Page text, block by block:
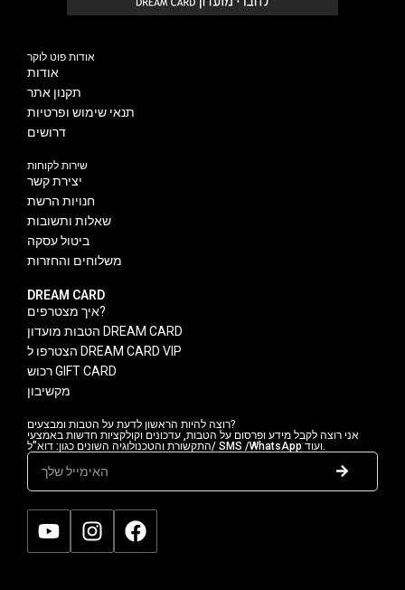
אודות פוט לוקר
אודות
תקנון אתר
תנאי שימוש ופרטיות
דרושים
שירות לקוחות
יצירת קשר
חנויות הרשת
שאלות ותשובות
ביטול עסקה
משלוחים והחזרות
DREAM CARD
איך מצטרפים?
הטבות מועדון DREAM CARD
הצטרפו ל DREAM CARD VIP
רכוש GIFT CARD
מקשיבון
רוצה להיות הראשון לדעת על הטבות ומבצעים?
אני רוצה לקבל מידע ופרסום על הטבות, עדכונים וקולקציות חדשות באמצעי
התקשורת והטכנולוגיה השונים כגון: דוא"ל/ SMS /WhatsApp ועוד.